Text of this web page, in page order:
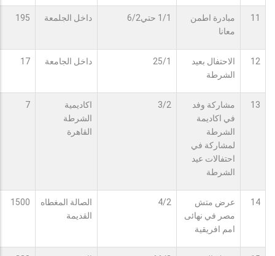
11
مبادرة اطمن
معانا
1/1 حتي6/2 داخل الجلمعة 195
12
الاحتفال بعيد
الشرطة
25/1 داخل الجامعة 17
13
مشاركة وفد
في اكاديمة
الشرطة
لمشاركة في
احتفالات عيد
الشرطة
3/2
اكاديمية
الشرطة
القاهرة
7
14
عرض متش
مصر في نهائى
امم افريقية
4/2
الصالة المغطاه
القديمة
1500